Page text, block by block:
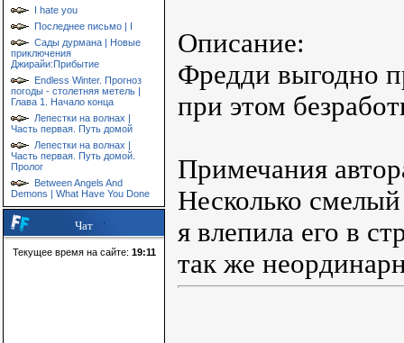
I hate you
Последнее письмо | I
Сады дурмана | Новые
приключения
Джирайи:Прибытие
Endless Winter. Прогноз
погоды - столетняя метель |
Глава 1. Начало конца
Лепестки на волнах |
Часть первая. Путь домой
Лепестки на волнах |
Часть первая. Путь домой.
Пролог
Between Angels And
Demons | What Have You Done
Чат
Текущее время на сайте: 19:11
Описание:
Фредди выгодно
при этом
Примечания
Несколько
я влепила его в
так же